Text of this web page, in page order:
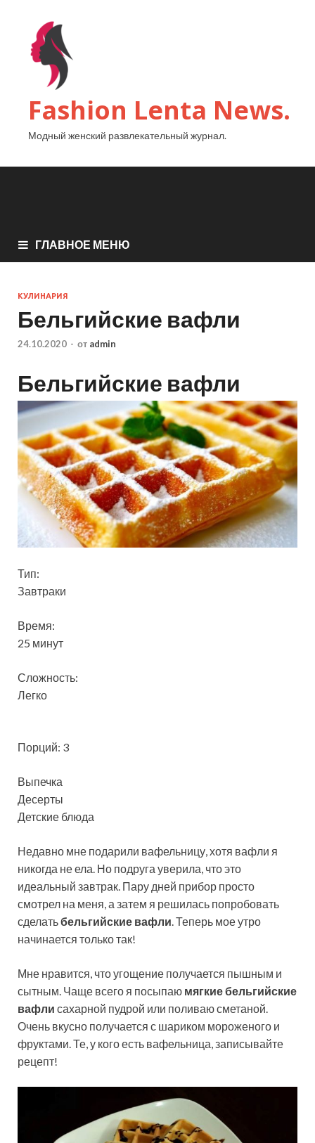
Fashion Lenta News.
Модный женский развлекательный журнал.
ГЛАВНОЕ МЕНЮ
КУЛИНАРИЯ
Бельгийские вафли
24.10.2020 - от admin
Бельгийские вафли
Тип:
Завтраки
Время:
25 минут
Сложность:
Легко
Порций: 3
Выпечка
Десерты
Детские блюда
Недавно мне подарили вафельницу, хотя вафли я
никогда не ела. Но подруга уверила, что это
идеальный завтрак. Пару дней прибор просто
смотрел на меня, а затем я решилась попробовать
сделатьбельгийские вафли . Теперь мое утро
начинается только так!
Мне нравится, что угощение получается пышным и
сытным. Чаще всего я посыпаю мягкие бельгийские
вафли сахарной пудрой или поливаю сметаной.
Очень вкусно получается с шариком мороженого и
фруктами. Те, у кого есть вафельница, записывайте
рецепт!